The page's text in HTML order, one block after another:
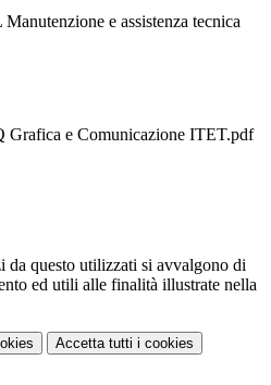
e assistenza tecnica
Grafica e Comunicazione ITET.pdf
da questo utilizzati si avvalgono di
ed utili alle finalità illustrate nella
Accetta tutti i cookies